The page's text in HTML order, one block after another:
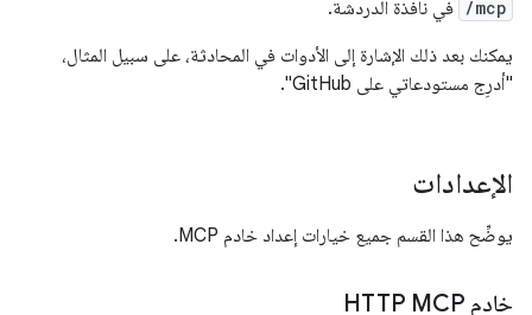
/mcp
في نافذة الدردشة.
يمكنك بعد ذلك الإشارة إلى الأدوات في المحادثة، على سبيل المثال،
"أدرِج مستودعاتي على GitHub".
الإعدادات
يوضِّح هذا القسم جميع خيارات إعداد خادم MCP.
خادم HTTP MCP